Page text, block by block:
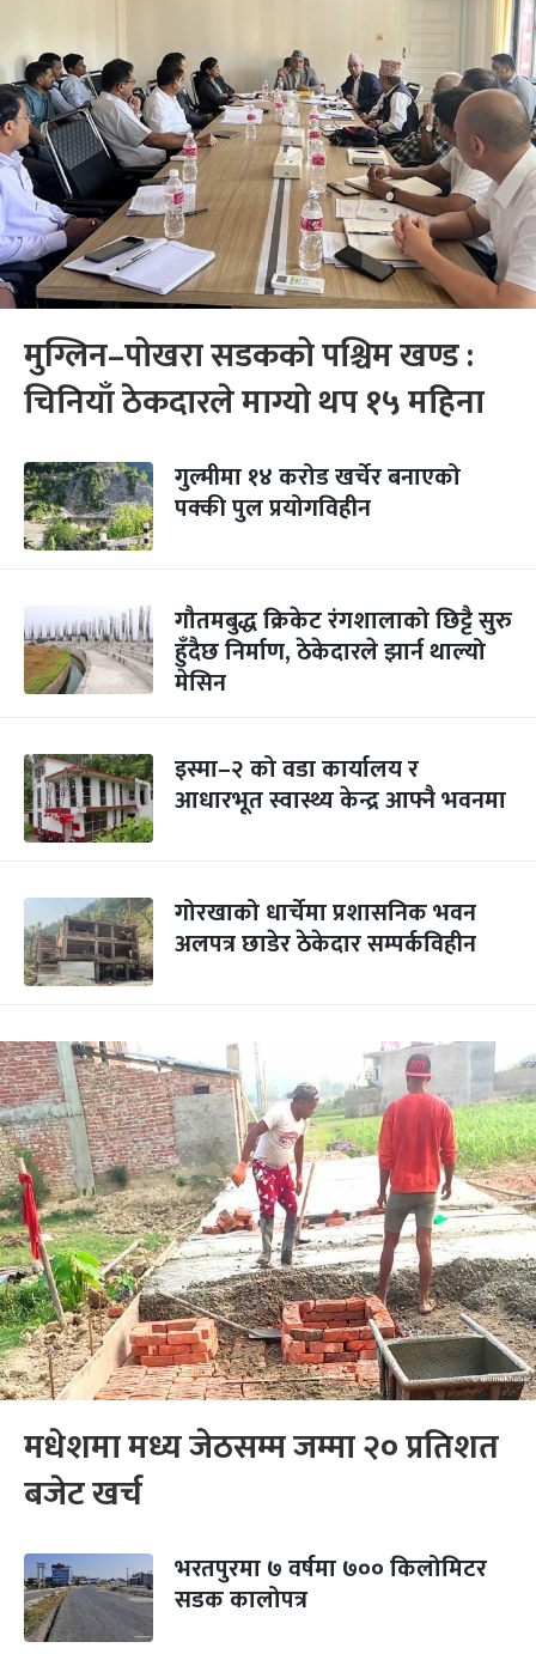
मुग्लिन–पोखरा सडकको पश्चिम खण्ड :
चिनियाँ ठेकदारले माग्यो थप १५ महिना
गुल्मीमा १४ करोड खर्चेर बनाएको
पक्की पुल प्रयोगविहीन
गौतमबुद्ध क्रिकेट रंगशालाको छिट्टै सुरु
हुँदैछ निर्माण, ठेकेदारले झार्न थाल्यो
मेसिन
इस्मा–२ को वडा कार्यालय र
आधारभूत स्वास्थ्य केन्द्र आफ्नै भवनमा
गोरखाको धार्चेमा प्रशासनिक भवन
अलपत्र छाडेर ठेकेदार सम्पर्कविहीन
मधेशमा मध्य जेठसम्म जम्मा २० प्रतिशत
बजेट खर्च
भरतपुरमा ७ वर्षमा ७०० किलोमिटर
सडक कालोपत्र